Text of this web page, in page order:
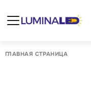
ГЛАВНАЯ СТРАНИЦА